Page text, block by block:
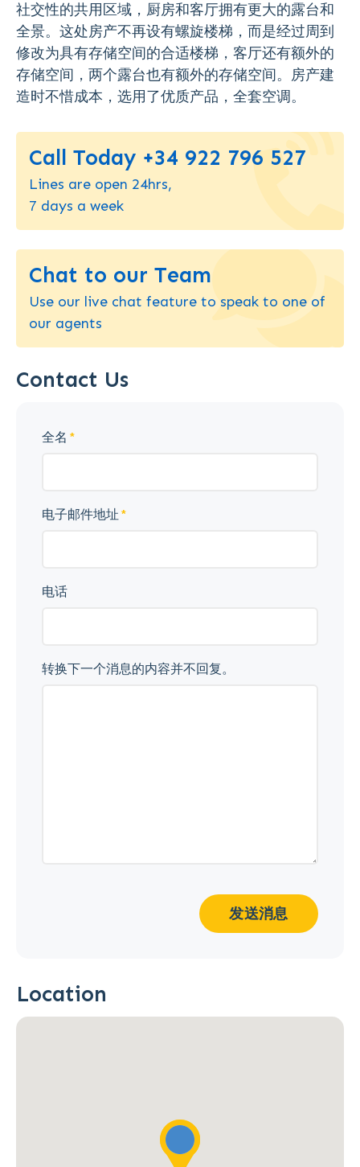
社交性的共用区域，厨房和客厅拥有更大的露台和
全景。这处房产不再设有螺旋楼梯，而是经过周到
修改为具有存储空间的合适楼梯，客厅还有额外的
存储空间，两个露台也有额外的存储空间。房产建
造时不惜成本，选用了优质产品，全套空调。
Call Today +34 922 796 527
Lines are open 24hrs,
7 days a week
Chat to our Team
Use our live chat feature to speak to one of
our agents
Contact Us
全名
电子邮件地址
电话
转换下一个消息的内容并不回复。
发送消息
Location